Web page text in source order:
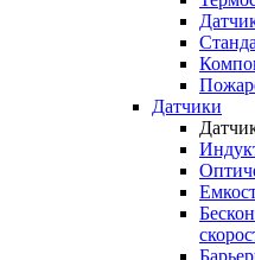
Датчики